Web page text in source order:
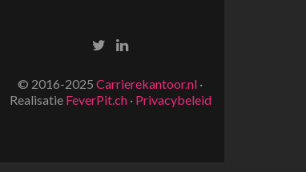
© 2016-2025 Carrierekantoor.nl ·
Realisatie FeverPit.ch· Privacybeleid